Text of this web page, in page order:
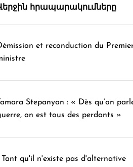
հրապարակումները
et reconduction du
Stepanyan : « Dès qu’on
on est tous des perdants »
Tant qu'il n'existe pas d'alternative